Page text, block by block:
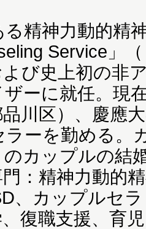
精神力動的精
Service」
よび史上初の非
ザーに就任。現
川区）、慶應
ラーを勤める。
カップルの結
：精神力動的
、カップルセ
復職支援、育